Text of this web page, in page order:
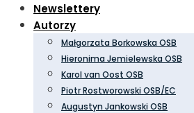
Newslettery
Autorzy
Małgorzata Borkowska OSB
Hieronima Jemielewska OSB
Karol van Oost OSB
Piotr Rostworowski OSB/EC
Augustyn Jankowski OSB